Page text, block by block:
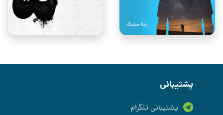
پشتیبانی
پشتیبانی تلگرام